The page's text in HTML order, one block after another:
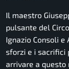
Il maestro
pulsante del
Ignazio Consoli
sforzi e i sacrifici
arrivare a questo